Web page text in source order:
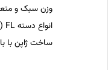
وزن سبک و متعادل (حدود ۸۵-۹۰ گرم)
انواع دسته FL (شمشیری)، ST (استریت) و CS (کانونی) برای انتخاب مناسب
ساخت ژاپن با